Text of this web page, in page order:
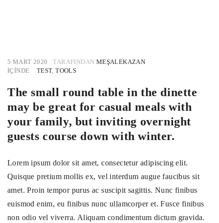
5 MART 2020 TARAFINDAN MEŞALEKAZAN
IÇINDE
TEST,TOOLS
The small round table in the dinette
may be great for casual meals with
your family, but inviting overnight
guests course down with winter.
Lorem ipsum dolor sit amet, consectetur adipiscing elit.
Quisque pretium mollis ex, vel interdum augue faucibus sit
amet. Proin tempor purus ac suscipit sagittis. Nunc finibus
euismod enim, eu finibus nunc ullamcorper et. Fusce finibus
non odio vel viverra. Aliquam condimentum dictum gravida.